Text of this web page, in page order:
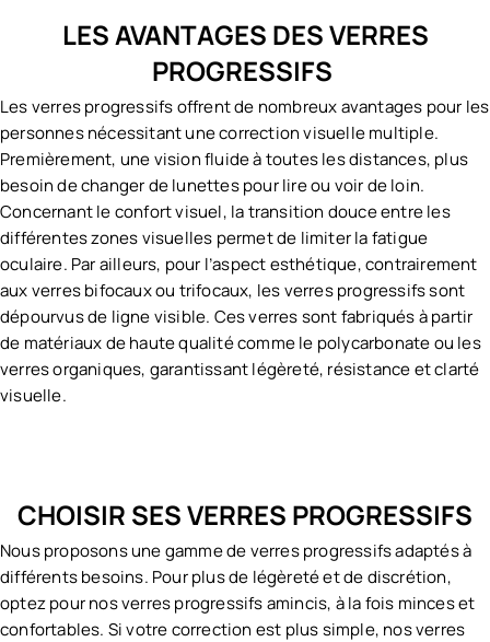
LES AVANTAGES DES VERRES
PROGRESSIFS
Les verres progressifs offrent de nombreux avantages pour les
personnes nécessitant une correction visuelle multiple.
Premièrement, une vision fluide à toutes les distances, plus
besoin de changer de lunettes pour lire ou voir de loin.
Concernant le confort visuel, la transition douce entre les
différentes zones visuelles permet de limiter la fatigue
oculaire. Par ailleurs, pour l’aspect esthétique, contrairement
aux verres bifocaux ou trifocaux, les verres progressifs sont
dépourvus de ligne visible. Ces verres sont fabriqués à partir
de matériaux de haute qualité comme le polycarbonate ou les
verres organiques, garantissant légèreté, résistance et clarté
visuelle.
CHOISIR SES VERRES PROGRESSIFS
Nous proposons une gamme de verres progressifs adaptés à
différents besoins. Pour plus de légèreté et de discrétion,
optez pour nos verres progressifs amincis, à la fois minces et
confortables. Si votre correction est plus simple, nos verres